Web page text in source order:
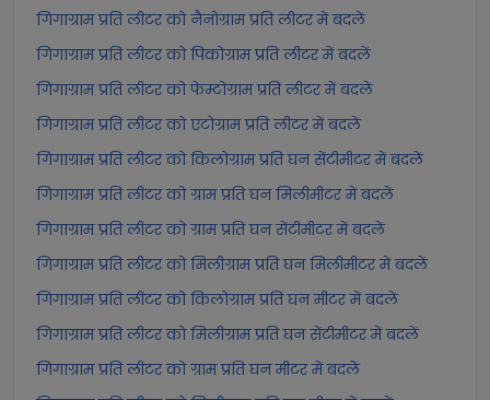
गिगाग्राम प्रति लीटर को नैनोग्राम प्रति लीटर में बदलें
गिगाग्राम प्रति लीटर को पिकोग्राम प्रति लीटर में बदलें
गिगाग्राम प्रति लीटर को फेम्टोग्राम प्रति लीटर में बदलें
गिगाग्राम प्रति लीटर को एटोग्राम प्रति लीटर में बदलें
गिगाग्राम प्रति लीटर को किलोग्राम प्रति घन सेंटीमीटर में बदलें
गिगाग्राम प्रति लीटर को ग्राम प्रति घन मिलीमीटर में बदलें
गिगाग्राम प्रति लीटर को ग्राम प्रति घन सेंटीमीटर में बदलें
गिगाग्राम प्रति लीटर को मिलीग्राम प्रति घन मिलीमीटर में बदलें
गिगाग्राम प्रति लीटर को किलोग्राम प्रति घन मीटर में बदलें
गिगाग्राम प्रति लीटर को मिलीग्राम प्रति घन सेंटीमीटर में बदलें
गिगाग्राम प्रति लीटर को ग्राम प्रति घन मीटर में बदलें